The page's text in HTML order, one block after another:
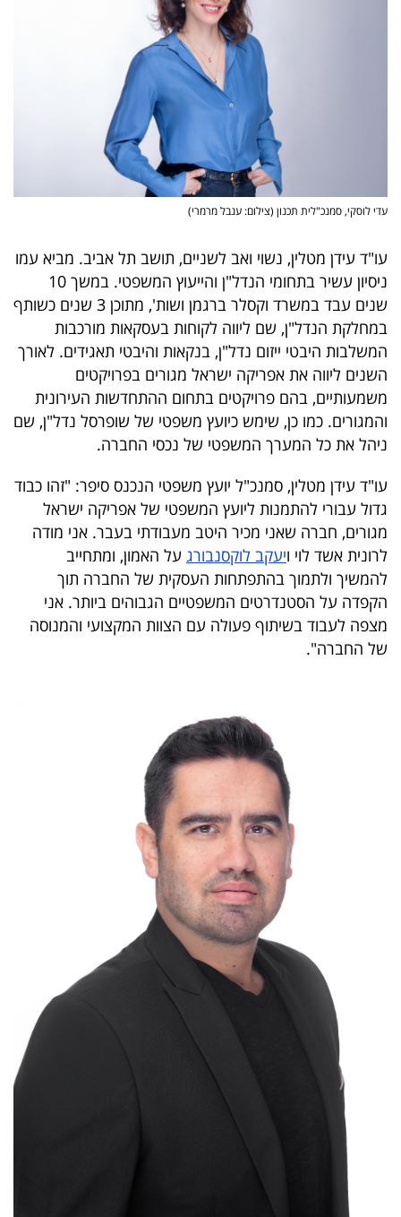
עדי לוסקי, סמנכ"לית תכנון (צילום: ענבל מרמרי)
עו"ד עידן מטלין, נשוי ואב לשניים, תושב תל אביב. מביא עמו
ניסיון עשיר בתחומי הנדל"ן והייעוץ המשפטי. במשך 10
שנים עבד במשרד וקסלר ברגמן ושות', מתוכן 3 שנים כשותף
במחלקת הנדל"ן, שם ליווה לקוחות בעסקאות מורכבות
המשלבות היבטי ייזום נדל"ן, בנקאות והיבטי תאגידים. לאורך
השנים ליווה את אפריקה ישראל מגורים בפרויקטים
משמעותיים, בהם פרויקטים בתחום ההתחדשות העירונית
והמגורים. כמו כן, שימש כיועץ משפטי של שופרסל נדל"ן, שם
ניהל את כל המערך המשפטי של נכסי החברה.
עו"ד עידן מטלין, סמנכ"ל יועץ משפטי הנכנס סיפר: "זהו כבוד
גדול עבורי להתמנות ליועץ המשפטי של אפריקה ישראל
מגורים, חברה שאני מכיר היטב מעבודתי בעבר. אני מודה
לרונית אשד לוי ויעקב לוקסנבורג על האמון, ומתחייב
להמשיך ולתמוך בהתפתחות העסקית של החברה תוך
הקפדה על הסטנדרטים המשפטיים הגבוהים ביותר. אני
מצפה לעבוד בשיתוף פעולה עם הצוות המקצועי והמנוסה
של החברה".